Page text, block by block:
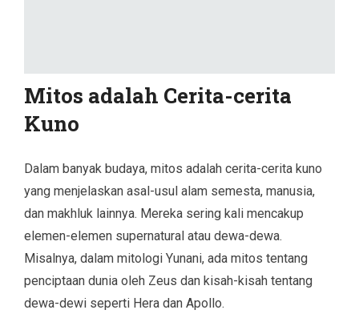
Mitos adalah Cerita-cerita
Kuno
Dalam banyak budaya, mitos adalah cerita-cerita kuno
yang menjelaskan asal-usul alam semesta, manusia,
dan makhluk lainnya. Mereka sering kali mencakup
elemen-elemen supernatural atau dewa-dewa.
Misalnya, dalam mitologi Yunani, ada mitos tentang
penciptaan dunia oleh Zeus dan kisah-kisah tentang
dewa-dewi seperti Hera dan Apollo.